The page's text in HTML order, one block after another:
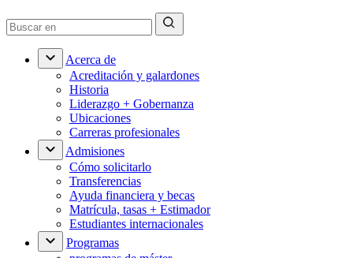
Acerca de
Acreditación y galardones
Historia
Liderazgo + Gobernanza
Ubicaciones
Carreras profesionales
Admisiones
Cómo solicitarlo
Transferencias
Ayuda financiera y becas
Matrícula, tasas + Estimador
Estudiantes internacionales
Programas